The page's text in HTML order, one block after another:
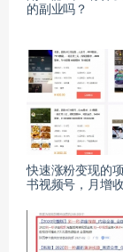
的副业吗？
快速涨粉变现的
书视频号，月增